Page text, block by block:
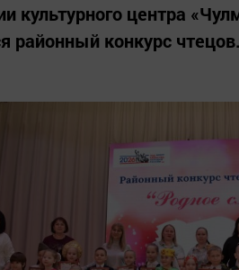
культурного центра
районный конкурс чтецов.